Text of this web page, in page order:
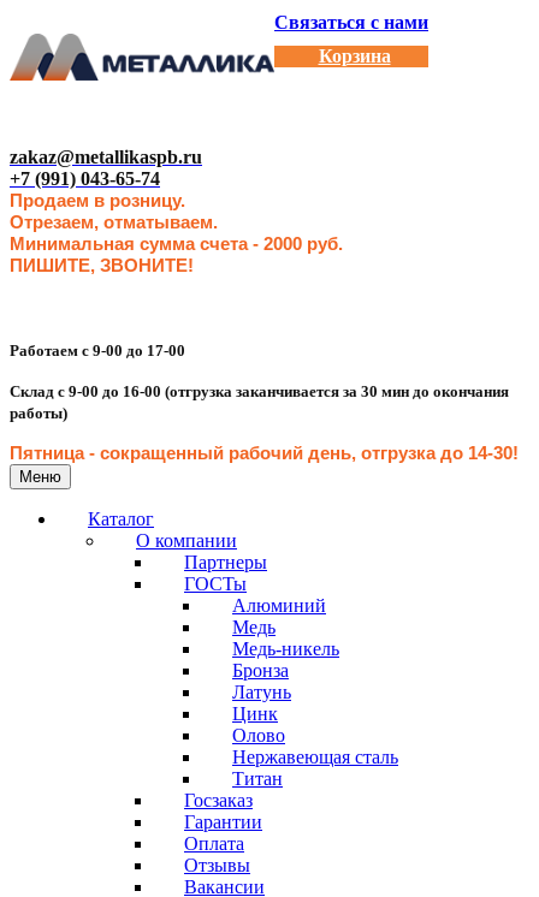
Связаться с нами
Корзина
zakaz@metallikaspb.ru
+7 (991) 043-65-74
Продаем в розницу.
Отрезаем, отматываем.
Минимальная сумма счета - 2000 руб.
ПИШИТЕ, ЗВОНИТЕ!
Работаем с 9-00 до 17-00
Склад с 9-00 до 16-00 (отгрузка заканчивается за 30 мин до окончания
работы)
Пятница - сокращенный рабочий день, отгрузка до 14-30!
Меню
Каталог
О компании
Партнеры
ГОСТы
Алюминий
Медь
Медь-никель
Бронза
Латунь
Цинк
Олово
Нержавеющая сталь
Титан
Госзаказ
Гарантии
Оплата
Отзывы
Вакансии